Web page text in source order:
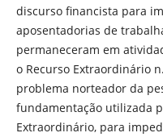
discurso financista para
aposentadorias de
permaneceram em
o Recurso Extraordinário
problema norteador da
fundamentação utilizada
Extraordinário, para